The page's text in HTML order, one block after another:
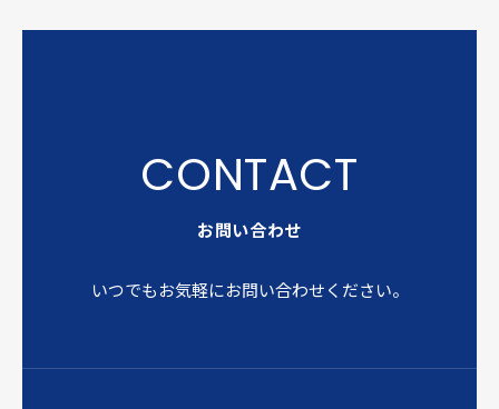
お問い合わせ
いつでもお気軽にお問い合わせください。